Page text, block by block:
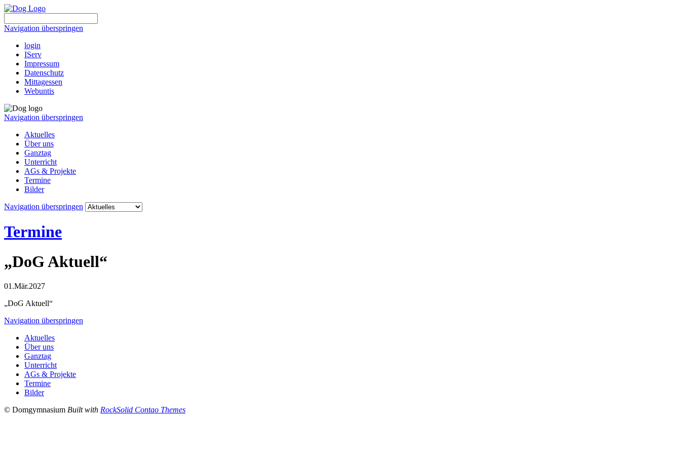
Navigation überspringen
login
IServ
Impressum
Datenschutz
Mittagessen
Webuntis
Navigation überspringen
Aktuelles
Über uns
Ganztag
Unterricht
AGs & Projekte
Termine
Bilder
Navigation überspringen
Termine
„DoG Aktuell“
01.Mär.2027
„DoG Aktuell“
Navigation überspringen
Aktuelles
Über uns
Ganztag
Unterricht
AGs & Projekte
Termine
Bilder
© Domgymnasium Built with RockSolid Contao Themes